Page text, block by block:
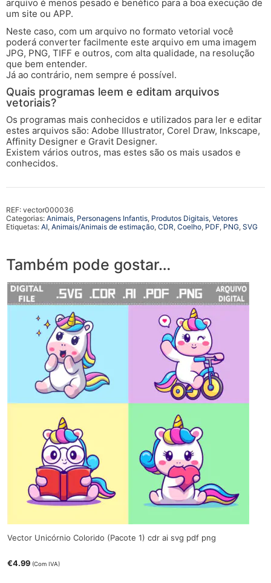
arquivo é menos pesado e benéfico para a boa execução de
um site ou APP.
Neste caso, com um arquivo no formato vetorial você
poderá converter facilmente este arquivo em uma imagem
JPG, PNG, TIFF e outros, com alta qualidade, na resolução
que bem entender.
Já ao contrário, nem sempre é possível.
Quais programas leem e editam arquivos
vetoriais?
Os programas mais conhecidos e utilizados para ler e editar
estes arquivos são: Adobe Illustrator, Corel Draw, Inkscape,
Affinity Designer e Gravit Designer.
Existem vários outros, mas estes são os mais usados e
conhecidos.
REF: vector000036
Categorias: Animais, Personagens Infantis, Produtos Digitais, Vetores
Etiquetas: AI, Animais/Animais de estimação, CDR, Coelho, PDF, PNG, SVG
Também pode gostar…
Vector Unicórnio Colorido (Pacote 1) cdr ai svg pdf png
€4.99 (Com IVA)